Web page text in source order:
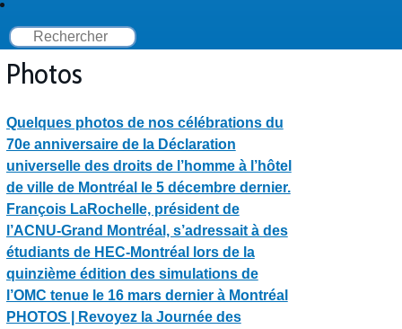
Photos
Quelques photos de nos célébrations du
70e anniversaire de la Déclaration
universelle des droits de l’homme à l’hôtel
de ville de Montréal le 5 décembre dernier.
François LaRochelle, président de
l’ACNU-Grand Montréal, s’adressait à des
étudiants de HEC-Montréal lors de la
quinzième édition des simulations de
l’OMC tenue le 16 mars dernier à Montréal
PHOTOS | Revoyez la Journée des